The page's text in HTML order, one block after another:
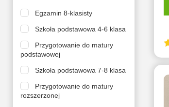
Egzamin 8-klasisty
Szkoła podstawowa 4-6 klasa
Przygotowanie do matury
podstawowej
Szkoła podstawowa 7-8 klasa
Przygotowanie do matury
rozszerzonej